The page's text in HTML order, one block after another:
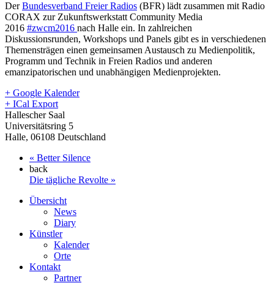
DerBundesverband Freier Radios (BFR) lädt zusammen mit Radio
CORAX zur Zukunftswerkstatt Community Media
2016 #zwcm2016 nach Halle ein. In zahlreichen
Diskussionsrunden, Workshops und Panels gibt es in verschiedenen
Themensträgen einen gemeinsamen Austausch zu Medienpolitik,
Programm und Technik in Freien Radios und anderen
emanzipatorischen und unabhängigen Medienprojekten.
+ Google Kalender
+ ICal Export
Hallescher Saal
Universitätsring 5
Halle, 06108 Deutschland
« Better Silence
back
Die tägliche Revolte »
Übersicht
News
Diary
Künstler
Kalender
Orte
Kontakt
Partner